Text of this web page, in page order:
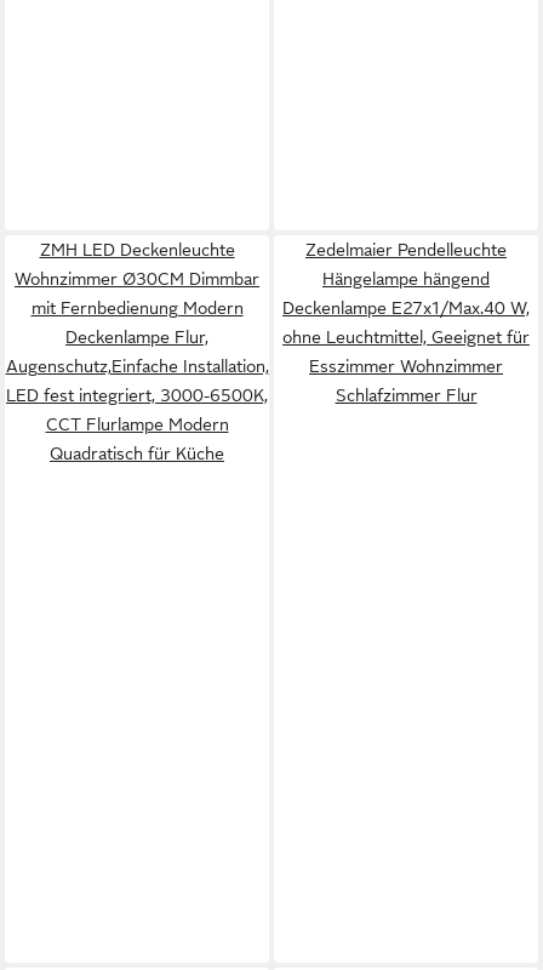
ZMH LED Deckenleuchte
Wohnzimmer Ø30CM Dimmbar
mit Fernbedienung Modern
Deckenlampe Flur,
Augenschutz,Einfache Installation,
LED fest integriert, 3000-6500K,
CCT Flurlampe Modern
Quadratisch für Küche
Zedelmaier Pendelleuchte
Hängelampe hängend
Deckenlampe E27x1/Max.40 W,
ohne Leuchtmittel, Geeignet für
Esszimmer Wohnzimmer
Schlafzimmer Flur